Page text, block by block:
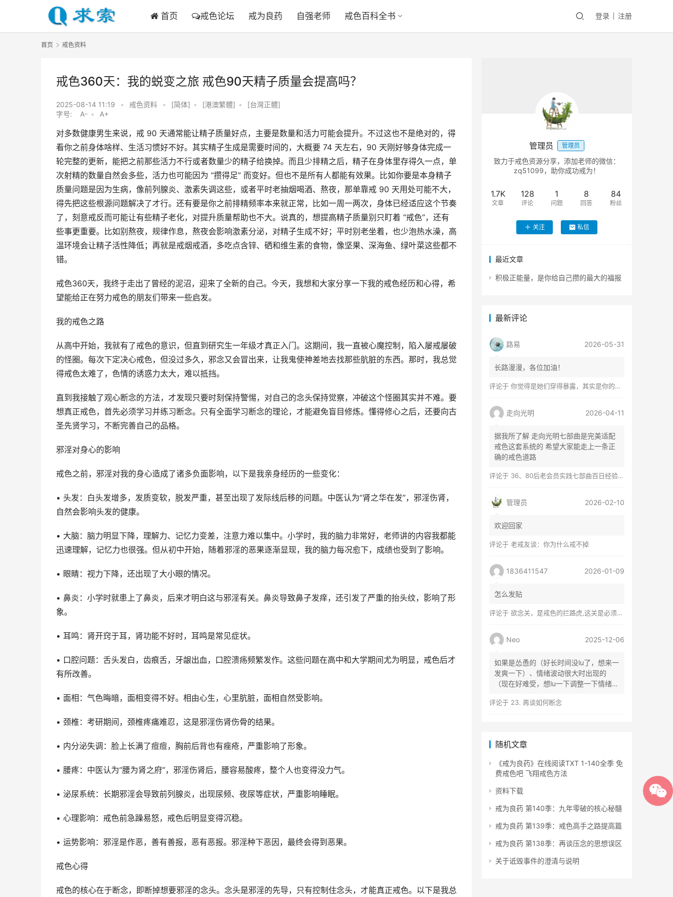
首页 戒色论坛 戒为良药 自强老师 戒色百科全书 登录 注册
首页 戒色资料
戒色360天：我的蜕变之旅 戒色90天精子质量会提高吗？
2025-08-14 11:19 • 戒色资料 • [简体] • [港澳繁體] •
[台灣正體]
字号:
A- • A+
对多数健康男生来说，戒 90 天通常能让精子质量好点，主要是数量和活力可能会提升。不过这也不是绝对的，得
看你之前身体啥样、生活习惯好不好。其实精子生成是需要时间的，大概要 74 天左右，90 天刚好够身体完成一
轮完整的更新，能把之前那些活力不行或者数量少的精子给换掉。而且少排精之后，精子在身体里存得久一点，单
次射精的数量自然会多些，活力也可能因为 “攒得足” 而变好。但也不是所有人都能有效果。比如你要是本身精子
质量问题是因为生病，像前列腺炎、激素失调这些，或者平时老抽烟喝酒、熬夜，那单靠戒 90 天用处可能不大，
得先把这些根源问题解决了才行。还有要是你之前排精频率本来就正常，比如一周一两次，身体已经适应这个节奏
了，刻意戒反而可能让有些精子老化，对提升质量帮助也不大。说真的，想提高精子质量别只盯着 “戒色”，还有
些事更重要。比如别熬夜，规律作息，熬夜会影响激素分泌，对精子生成不好；平时别老坐着，也少泡热水澡，高
温环境会让精子活性降低；再就是戒烟戒酒，多吃点含锌、硒和维生素的食物，像坚果、深海鱼、绿叶菜这些都不
错。
戒色360天，我终于走出了曾经的泥沼，迎来了全新的自己。今天，我想和大家分享一下我的戒色经历和心得，希
望能给正在努力戒色的朋友们带来一些启发。
我的戒色之路
从高中开始，我就有了戒色的意识，但直到研究生一年级才真正入门。这期间，我一直被心魔控制，陷入屡戒屡破
的怪圈。每次下定决心戒色，但没过多久，邪念又会冒出来，让我鬼使神差地去找那些肮脏的东西。那时，我总觉
得戒色太难了，色情的诱惑力太大，难以抵挡。
直到我接触了观心断念的方法，才发现只要时刻保持警惕，对自己的念头保持觉察，冲破这个怪圈其实并不难。要
想真正戒色，首先必须学习并练习断念。只有全面学习断念的理论，才能避免盲目修炼。懂得修心之后，还要向古
圣先贤学习，不断完善自己的品格。
邪淫对身心的影响
戒色之前，邪淫对我的身心造成了诸多负面影响，以下是我亲身经历的一些变化：
• 头发：白头发增多，发质变软，脱发严重，甚至出现了发际线后移的问题。中医认为“肾之华在发”，邪淫伤肾，
自然会影响头发的健康。
• 大脑：脑力明显下降，理解力、记忆力变差，注意力难以集中。小学时，我的脑力非常好，老师讲的内容我都能
迅速理解，记忆力也很强。但从初中开始，随着邪淫的恶果逐渐显现，我的脑力每况愈下，成绩也受到了影响。
• 眼睛：视力下降，还出现了大小眼的情况。
• 鼻炎：小学时就患上了鼻炎，后来才明白这与邪淫有关。鼻炎导致鼻子发痒，还引发了严重的抬头纹，影响了形
象。
• 耳鸣：肾开窍于耳，肾功能不好时，耳鸣是常见症状。
• 口腔问题：舌头发白，齿痕舌，牙龈出血，口腔溃疡频繁发作。这些问题在高中和大学期间尤为明显，戒色后才
有所改善。
• 面相：气色晦暗，面相变得不好。相由心生，心里肮脏，面相自然受影响。
• 颈椎：考研期间，颈椎疼痛难忍，这是邪淫伤肾伤骨的结果。
• 内分泌失调：脸上长满了痘痘，胸前后背也有痤疮，严重影响了形象。
• 腰疼：中医认为“腰为肾之府”，邪淫伤肾后，腰容易酸疼，整个人也变得没力气。
• 泌尿系统：长期邪淫会导致前列腺炎，出现尿频、夜尿等症状，严重影响睡眠。
• 心理影响：戒色前急躁易怒，戒色后明显变得沉稳。
• 运势影响：邪淫是作恶，善有善报，恶有恶报。邪淫种下恶因，最终会得到恶果。
戒色心得
戒色的核心在于断念，即断掉想要邪淫的念头。念头是邪淫的先导，只有控制住念头，才能真正戒色。以下是我总
管理员 管理员
致力于戒色资源分享，添加老师的微信：
zq51099，助你成功戒为！
1.7K
文章
128
评论
1
问题
8
回答
84
粉丝
关注 私信
最近文章
积极正能量，是你给自己攒的最大的福报
最新评论
路易 2026-05-31
长路漫漫，各位加油！
评论于 你觉得是她们穿得暴露，其实是你的心在着火
走向光明 2026-04-11
据我所了解 走向光明七部曲是完美适配
戒色这套系统的 希望大家能走上一条正
确的戒色道路
评论于 36、80后老会员实践七部曲百日经验谈兼苦口忠言
管理员 2026-02-10
欢迎回家
评论于 老戒友谈：你为什么戒不掉
1836411547 2026-01-09
怎么发贴
评论于 欲念关，是戒色的拦路虎,这关是必须过的
Neo 2025-12-06
如果是怂恿的（好长时间没lu了，想来一
发爽一下）、情绪波动很大时出现的
（现在好难受，想lu一下调整一下情绪）
评论于 23. 再谈如何断念
随机文章
《戒为良药》在线阅读TXT 1-140全季 免
费戒色吧 飞翔戒色方法
资料下载
戒为良药 第140季：九年零破的核心秘髓
戒为良药 第139季：戒色高手之路提高篇
戒为良药 第138季：再谈压念的思想误区
关于诋毁事件的澄清与说明